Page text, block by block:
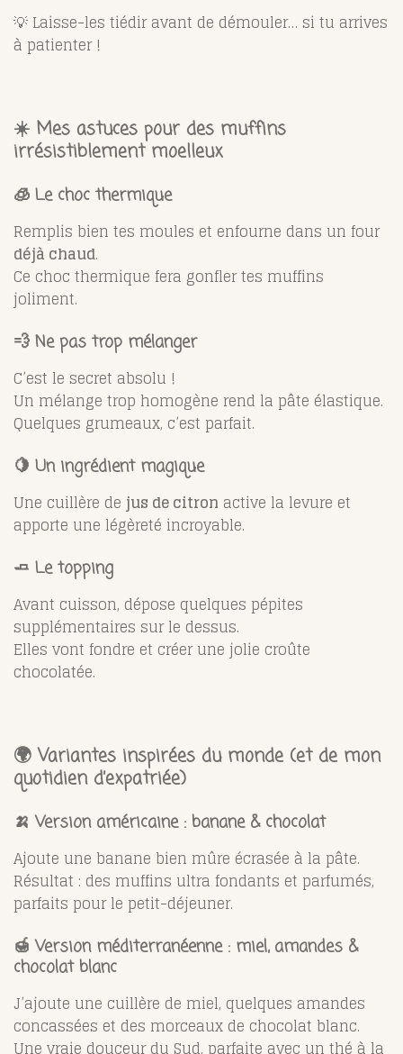
💡 Laisse-les tiédir avant de démouler… si tu arrives
à patienter !
☀️ Mes astuces pour des muffins
irrésistiblement moelleux
🧊 Le choc thermique
Remplis bien tes moules et enfourne dans un four
déjà chaud.
Ce choc thermique fera gonfler tes muffins
joliment.
💨 Ne pas trop mélanger
C’est le secret absolu !
Un mélange trop homogène rend la pâte élastique.
Quelques grumeaux, c’est parfait.
🍋 Un ingrédient magique
Une cuillère de jus de citron active la levure et
apporte une légèreté incroyable.
🧈 Le topping
Avant cuisson, dépose quelques pépites
supplémentaires sur le dessus.
Elles vont fondre et créer une jolie croûte
chocolatée.
🌍 Variantes inspirées du monde (et de mon
quotidien d’expatriée)
🍌 Version américaine : banane & chocolat
Ajoute une banane bien mûre écrasée à la pâte.
Résultat : des muffins ultra fondants et parfumés,
parfaits pour le petit-déjeuner.
🍯 Version méditerranéenne : miel, amandes &
chocolat blanc
J’ajoute une cuillère de miel, quelques amandes
concassées et des morceaux de chocolat blanc.